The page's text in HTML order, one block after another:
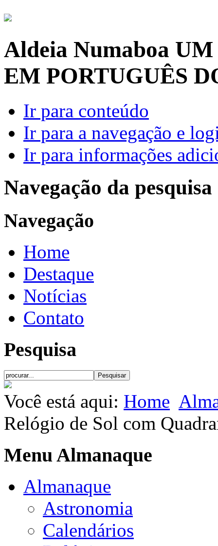
Aldeia Numaboa UM
EM PORTUGUÊS
Ir para conteúdo
Ir para a navegação e
Ir para informações
Navegação da pesquisa
Navegação
Home
Destaque
Notícias
Contato
Pesquisa
Você está aqui: Home
Relógio de Sol com
Menu Almanaque
Almanaque
Astronomia
Calendários